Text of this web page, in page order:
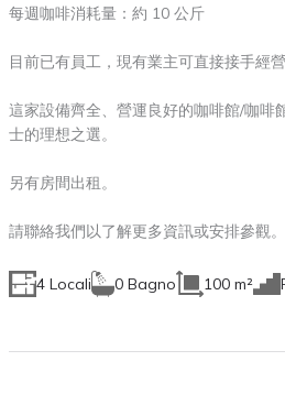
每週咖啡消耗量：約 10 公斤
目前已有員工，現有業主可直接接手經營
這家設備齊全、營運良好的咖啡館/咖啡
士的理想之選。
另有房間出租。
請聯絡我們以了解更多資訊或安排參觀。
4 Locali 0 Bagno 100 m²